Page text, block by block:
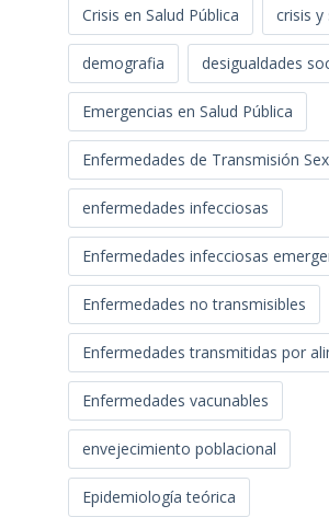
Crisis en Salud Pública crisis y
demografia desigualdades
Emergencias en Salud Pública
Enfermedades de Transmisión
enfermedades infecciosas
Enfermedades infecciosas
Enfermedades no transmisibles
Enfermedades transmitidas por
Enfermedades vacunables
envejecimiento poblacional
Epidemiología teórica